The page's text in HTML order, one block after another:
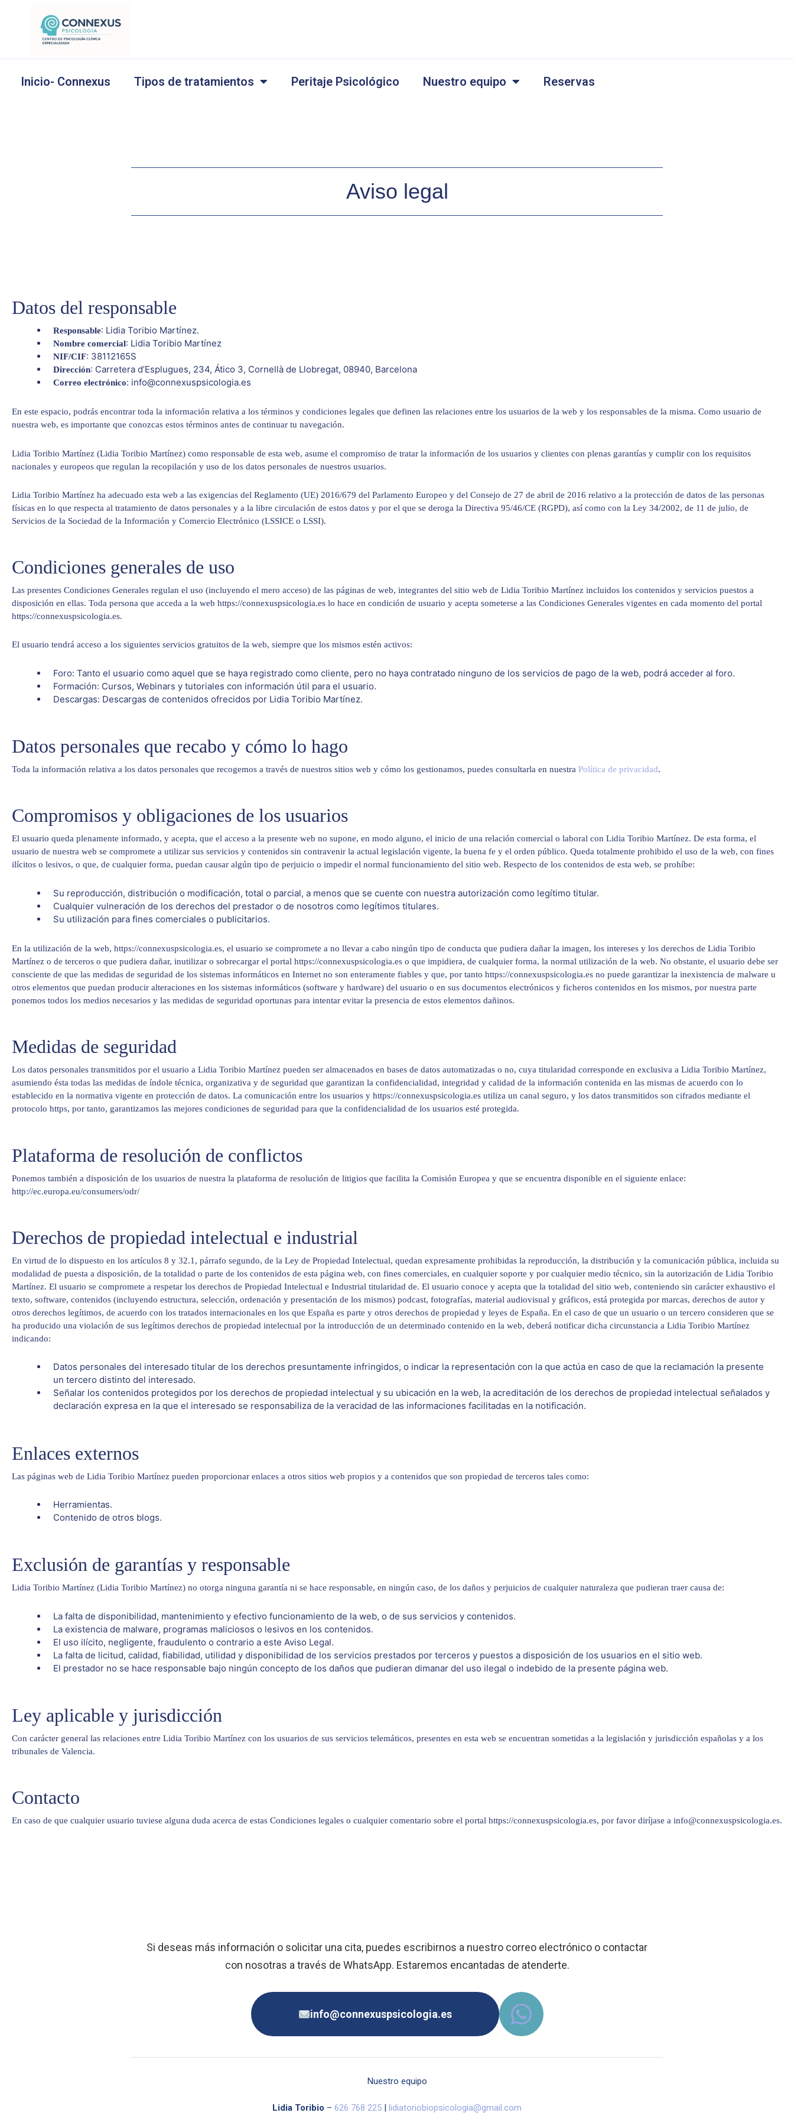
Inicio- Connexus Tipos de tratamientos Peritaje Psicológico Nuestro equipo Reservas
Aviso legal
Datos del responsable
Responsable: Lidia Toribio Martínez.
Nombre comercial: Lidia Toribio Martínez
NIF/CIF: 38112165S
Dirección: Carretera d’Esplugues, 234, Ático 3, Cornellà de Llobregat, 08940, Barcelona
Correo electrónico: info@connexuspsicologia.es
En este espacio, podrás encontrar toda la información relativa a los términos y condiciones legales que definen las relaciones entre los usuarios de la web y los responsables de la misma. Como usuario de
nuestra web, es importante que conozcas estos términos antes de continuar tu navegación.
Lidia Toribio Martínez (Lidia Toribio Martínez) como responsable de esta web, asume el compromiso de tratar la información de los usuarios y clientes con plenas garantías y cumplir con los requisitos
nacionales y europeos que regulan la recopilación y uso de los datos personales de nuestros usuarios.
Lidia Toribio Martínez ha adecuado esta web a las exigencias del Reglamento (UE) 2016/679 del Parlamento Europeo y del Consejo de 27 de abril de 2016 relativo a la protección de datos de las personas
físicas en lo que respecta al tratamiento de datos personales y a la libre circulación de estos datos y por el que se deroga la Directiva 95/46/CE (RGPD), así como con la Ley 34/2002, de 11 de julio, de
Servicios de la Sociedad de la Información y Comercio Electrónico (LSSICE o LSSI).
Condiciones generales de uso
Las presentes Condiciones Generales regulan el uso (incluyendo el mero acceso) de las páginas de web, integrantes del sitio web de Lidia Toribio Martínez incluidos los contenidos y servicios puestos a
disposición en ellas. Toda persona que acceda a la web https://connexuspsicologia.es lo hace en condición de usuario y acepta someterse a las Condiciones Generales vigentes en cada momento del portal
https://connexuspsicologia.es.
El usuario tendrá acceso a los siguientes servicios gratuitos de la web, siempre que los mismos estén activos:
Foro: Tanto el usuario como aquel que se haya registrado como cliente, pero no haya contratado ninguno de los servicios de pago de la web, podrá acceder al foro.
Formación: Cursos, Webinars y tutoriales con información útil para el usuario.
Descargas: Descargas de contenidos ofrecidos por Lidia Toribio Martínez.
Datos personales que recabo y cómo lo hago
Toda la información relativa a los datos personales que recogemos a través de nuestros sitios web y cómo los gestionamos, puedes consultarla en nuestra Política de privacidad.
​Compromisos y obligaciones de los usuarios
El usuario queda plenamente informado, y acepta, que el acceso a la presente web no supone, en modo alguno, el inicio de una relación comercial o laboral con Lidia Toribio Martínez. De esta forma, el
usuario de nuestra web se compromete a utilizar sus servicios y contenidos sin contravenir la actual legislación vigente, la buena fe y el orden público. Queda totalmente prohibido el uso de la web, con fines
ilícitos o lesivos, o que, de cualquier forma, puedan causar algún tipo de perjuicio o impedir el normal funcionamiento del sitio web. Respecto de los contenidos de esta web, se prohíbe:
Su reproducción, distribución o modificación, total o parcial, a menos que se cuente con nuestra autorización como legítimo titular.
Cualquier vulneración de los derechos del prestador o de nosotros como legítimos titulares.
Su utilización para fines comerciales o publicitarios.
En la utilización de la web, https://connexuspsicologia.es, el usuario se compromete a no llevar a cabo ningún tipo de conducta que pudiera dañar la imagen, los intereses y los derechos de Lidia Toribio
Martínez o de terceros o que pudiera dañar, inutilizar o sobrecargar el portal https://connexuspsicologia.es o que impidiera, de cualquier forma, la normal utilización de la web. No obstante, el usuario debe ser
consciente de que las medidas de seguridad de los sistemas informáticos en Internet no son enteramente fiables y que, por tanto https://connexuspsicologia.es no puede garantizar la inexistencia de malware u
otros elementos que puedan producir alteraciones en los sistemas informáticos (software y hardware) del usuario o en sus documentos electrónicos y ficheros contenidos en los mismos, por nuestra parte
ponemos todos los medios necesarios y las medidas de seguridad oportunas para intentar evitar la presencia de estos elementos dañinos.
Medidas de seguridad
Los datos personales transmitidos por el usuario a Lidia Toribio Martínez pueden ser almacenados en bases de datos automatizadas o no, cuya titularidad corresponde en exclusiva a Lidia Toribio Martínez,
asumiendo ésta todas las medidas de índole técnica, organizativa y de seguridad que garantizan la confidencialidad, integridad y calidad de la información contenida en las mismas de acuerdo con lo
establecido en la normativa vigente en protección de datos. La comunicación entre los usuarios y https://connexuspsicologia.es utiliza un canal seguro, y los datos transmitidos son cifrados mediante el
protocolo https, por tanto, garantizamos las mejores condiciones de seguridad para que la confidencialidad de los usuarios esté protegida.
Plataforma de resolución de conflictos
Ponemos también a disposición de los usuarios de nuestra la plataforma de resolución de litigios que facilita la Comisión Europea y que se encuentra disponible en el siguiente enlace:
http://ec.europa.eu/consumers/odr/
Derechos de propiedad intelectual e industrial
En virtud de lo dispuesto en los artículos 8 y 32.1, párrafo segundo, de la Ley de Propiedad Intelectual, quedan expresamente prohibidas la reproducción, la distribución y la comunicación pública, incluida su
modalidad de puesta a disposición, de la totalidad o parte de los contenidos de esta página web, con fines comerciales, en cualquier soporte y por cualquier medio técnico, sin la autorización de Lidia Toribio
Martínez. El usuario se compromete a respetar los derechos de Propiedad Intelectual e Industrial titularidad de. El usuario conoce y acepta que la totalidad del sitio web, conteniendo sin carácter exhaustivo el
texto, software, contenidos (incluyendo estructura, selección, ordenación y presentación de los mismos) podcast, fotografías, material audiovisual y gráficos, está protegida por marcas, derechos de autor y
otros derechos legítimos, de acuerdo con los tratados internacionales en los que España es parte y otros derechos de propiedad y leyes de España. En el caso de que un usuario o un tercero consideren que se
ha producido una violación de sus legítimos derechos de propiedad intelectual por la introducción de un determinado contenido en la web, deberá notificar dicha circunstancia a Lidia Toribio Martínez
indicando:
Datos personales del interesado titular de los derechos presuntamente infringidos, o indicar la representación con la que actúa en caso de que la reclamación la presente
un tercero distinto del interesado.
Señalar los contenidos protegidos por los derechos de propiedad intelectual y su ubicación en la web, la acreditación de los derechos de propiedad intelectual señalados y
declaración expresa en la que el interesado se responsabiliza de la veracidad de las informaciones facilitadas en la notificación.
Enlaces externos
Las páginas web de Lidia Toribio Martínez pueden proporcionar enlaces a otros sitios web propios y a contenidos que son propiedad de terceros tales como:
Herramientas.
Contenido de otros blogs.
Exclusión de garantías y responsable
Lidia Toribio Martínez (Lidia Toribio Martínez) no otorga ninguna garantía ni se hace responsable, en ningún caso, de los daños y perjuicios de cualquier naturaleza que pudieran traer causa de:
La falta de disponibilidad, mantenimiento y efectivo funcionamiento de la web, o de sus servicios y contenidos.
La existencia de malware, programas maliciosos o lesivos en los contenidos.
El uso ilícito, negligente, fraudulento o contrario a este Aviso Legal.
La falta de licitud, calidad, fiabilidad, utilidad y disponibilidad de los servicios prestados por terceros y puestos a disposición de los usuarios en el sitio web.
El prestador no se hace responsable bajo ningún concepto de los daños que pudieran dimanar del uso ilegal o indebido de la presente página web.
Ley aplicable y jurisdicción
Con carácter general las relaciones entre Lidia Toribio Martínez con los usuarios de sus servicios telemáticos, presentes en esta web se encuentran sometidas a la legislación y jurisdicción españolas y a los
tribunales de Valencia.
Contacto
En caso de que cualquier usuario tuviese alguna duda acerca de estas Condiciones legales o cualquier comentario sobre el portal https://connexuspsicologia.es, por favor diríjase a info@connexuspsicologia.es.
Si deseas más información o solicitar una cita, puedes escribirnos a nuestro correo electrónico o contactar
con nosotras a través de WhatsApp. Estaremos encantadas de atenderte.
info@connexuspsicologia.es
Nuestro equipo
Lidia Toribio – 626 768 225 | lidiatoriobiopsicologia@gmail.com